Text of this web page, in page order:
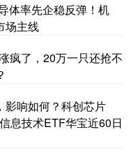
体率先企稳反弹！机
场主线
疯了，20万一只还抢不
影响如何？科创芯片
息技术ETF华宝近60日